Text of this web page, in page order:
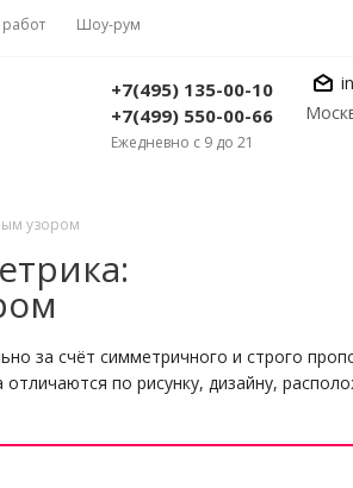
Шоу-рум
+7(495) 135-00-10
+7(499) 550-00-66
Ежедневно с 9 до 21
узором
за счёт симметричного и строго
по рисунку, дизайну,